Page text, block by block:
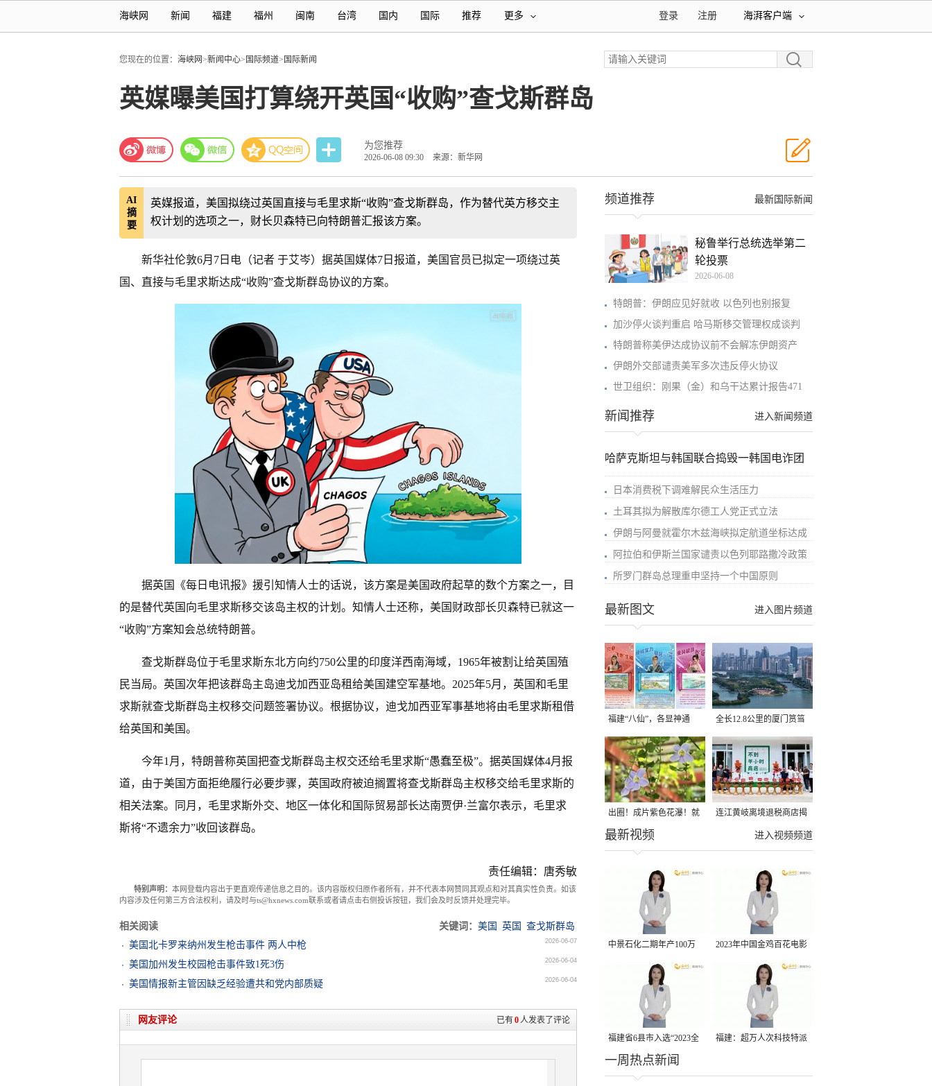
海峡网 新闻 福建 福州 闽南 台湾 国内 国际 推荐 更多 海湃客户端
注册
登录
您现在的位置： 海峡网>新闻中心> 国际频道> 国际新闻
英媒曝美国打算绕开英国“收购”查戈斯群岛
为您推荐
2026-06-08 09:30 来源：新华网
AI
摘
要
英媒报道，美国拟绕过英国直接与毛里求斯“收购”查戈斯群岛，作为替代英方移交主
权计划的选项之一，财长贝森特已向特朗普汇报该方案。
新华社伦敦6月7日电（记者 于艾岑）据英国媒体7日报道，美国官员已拟定一项绕过英
国、直接与毛里求斯达成“收购”查戈斯群岛协议的方案。
据英国《每日电讯报》援引知情人士的话说，该方案是美国政府起草的数个方案之一，目
的是替代英国向毛里求斯移交该岛主权的计划。知情人士还称，美国财政部长贝森特已就这一
“收购”方案知会总统特朗普。
查戈斯群岛位于毛里求斯东北方向约750公里的印度洋西南海域，1965年被割让给英国殖
民当局。英国次年把该群岛主岛迪戈加西亚岛租给美国建空军基地。2025年5月，英国和毛里
求斯就查戈斯群岛主权移交问题签署协议。根据协议，迪戈加西亚军事基地将由毛里求斯租借
给英国和美国。
今年1月，特朗普称英国把查戈斯群岛主权交还给毛里求斯“愚蠢至极”。据英国媒体4月报
道，由于美国方面拒绝履行必要步骤，英国政府被迫搁置将查戈斯群岛主权移交给毛里求斯的
相关法案。同月，毛里求斯外交、地区一体化和国际贸易部长达南贾伊·兰富尔表示，毛里求
斯将“不遗余力”收回该群岛。
责任编辑：唐秀敏
特别声明： 本网登载内容出于更直观传递信息之目的。该内容版权归原作者所有，并不代表本网赞同其观点和对其真实性负责。如该
内容涉及任何第三方合法权利，请及时与ts@hxnews.com联系或者请点击右侧投诉按钮，我们会及时反馈并处理完毕。
相关阅读 关键词： 美国 英国
查戈斯群岛
美国北卡罗来纳州发生枪击事件 两人中枪
2026-06-07
美国加州发生校园枪击事件致1死3伤 2026-06-04
美国情报新主管因缺乏经验遭共和党内部质疑 2026-06-04
已有0 人发表了评论
网友评论
最新国际新闻
频道推荐
秘鲁举行总统选举第二
轮投票
2026-06-08
特朗普：伊朗应见好就收 以色列也别报复
加沙停火谈判重启 哈马斯移交管理权成谈判
特朗普称美伊达成协议前不会解冻伊朗资产
伊朗外交部谴责美军多次违反停火协议
世卫组织：刚果（金）和乌干达累计报告471
进入新闻频道
新闻推荐
哈萨克斯坦与韩国联合捣毁一韩国电诈团
日本消费税下调难解民众生活压力
土耳其拟为解散库尔德工人党正式立法
伊朗与阿曼就霍尔木兹海峡拟定航道坐标达成
阿拉伯和伊斯兰国家谴责以色列耶路撒冷政策
所罗门群岛总理重申坚持一个中国原则
进入图片频道
最新图文
福建“八仙”，各显神通 全长12.8公里的厦门筼筜
湖健身步道全线贯通
出圈！成片紫色花瀑！就
在光明港公园
连江黄岐离境退税商店揭
进入视频频道
最新视频
中景石化二期年产100万
吨丙烷脱氢项目建成中交
2023年中国金鸡百花电影
节有福电影巡展31日启动
福建省6县市入选“2023全
国县域发展潜力百强县”
福建：超万人次科技特派
一周热点新闻